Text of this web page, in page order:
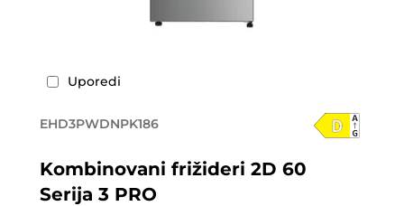
Uporedi
EHD3PWDNPK186
Kombinovani frižideri 2D 60
Serija 3 PRO